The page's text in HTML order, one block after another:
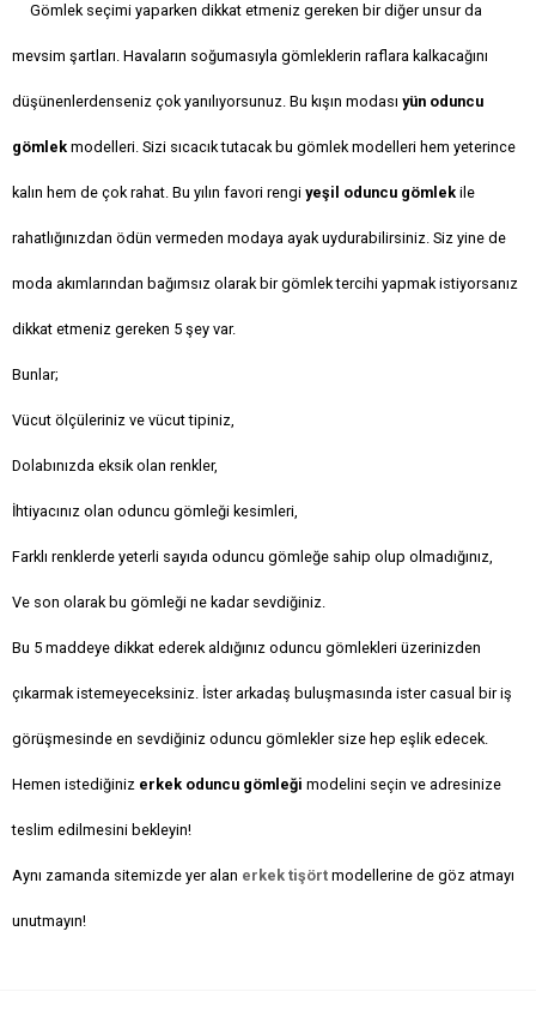
Gömlek seçimi yaparken dikkat etmeniz gereken bir diğer unsur da
mevsim şartları. Havaların soğumasıyla gömleklerin raflara kalkacağını
düşünenlerdenseniz çok yanılıyorsunuz. Bu kışın modası yün oduncu
gömlek modelleri. Sizi sıcacık tutacak bu gömlek modelleri hem yeterince
kalın hem de çok rahat. Bu yılın favori rengi yeşil oduncu gömlek ile
rahatlığınızdan ödün vermeden modaya ayak uydurabilirsiniz. Siz yine de
moda akımlarından bağımsız olarak bir gömlek tercihi yapmak istiyorsanız
dikkat etmeniz gereken 5 şey var.
Bunlar;
Vücut ölçüleriniz ve vücut tipiniz,
Dolabınızda eksik olan renkler,
İhtiyacınız olan oduncu gömleği kesimleri,
Farklı renklerde yeterli sayıda oduncu gömleğe sahip olup olmadığınız,
Ve son olarak bu gömleği ne kadar sevdiğiniz.
Bu 5 maddeye dikkat ederek aldığınız oduncu gömlekleri üzerinizden
çıkarmak istemeyeceksiniz. İster arkadaş buluşmasında ister casual bir iş
görüşmesinde en sevdiğiniz oduncu gömlekler size hep eşlik edecek.
Hemen istediğiniz erkek oduncu gömleği modelini seçin ve adresinize
teslim edilmesini bekleyin!
Aynı zamanda sitemizde yer alan erkek tişört modellerine de göz atmayı
unutmayın!